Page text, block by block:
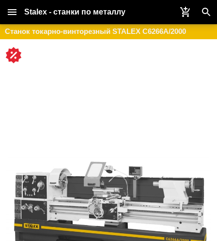
Stalex - станки по металлу
Станок токарно-винторезный STALEX C6266A/2000